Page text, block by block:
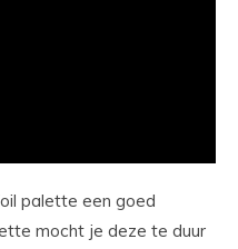
palette een goed
mocht je deze te duur